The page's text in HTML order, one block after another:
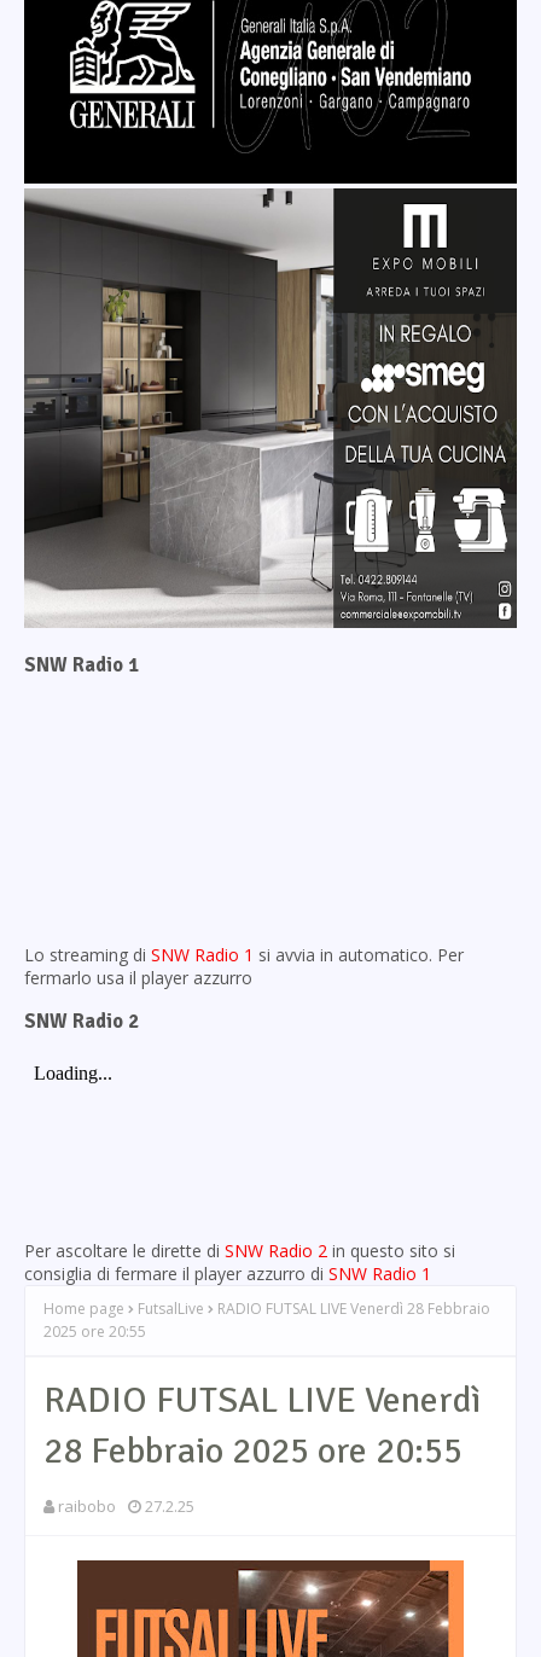
SNW Radio 1
Lo streaming di SNW Radio 1 si avvia in automatico. Per
fermarlo usa il player azzurro
SNW Radio 2
Per ascoltare le dirette di SNW Radio 2 in questo sito si
consiglia di fermare il player azzurro di SNW Radio 1
Home page FutsalLive
RADIO FUTSAL LIVE Venerdì 28 Febbraio
2025 ore 20:55
RADIO FUTSAL LIVE Venerdì
28 Febbraio 2025 ore 20:55
raibobo 27.2.25